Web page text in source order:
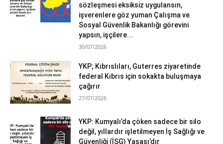
sözleşmesi eksiksiz uygulansın,
işverenlere göz yuman Çalışma ve
Sosyal Güvenlik Bakanlığı görevini
yapsın, işçilere...
30/07/2026
YKP; Kıbrıslıları, Guterres ziyaretinde
federal Kıbrıs için sokakta buluşmaya
çağırır
27/07/2026
YKP: Kumyalı’da çöken sadece bir silo
değil, yıllardır işletilmeyen İş Sağlığı ve
Güvenliği (İSG) Yasası’dır